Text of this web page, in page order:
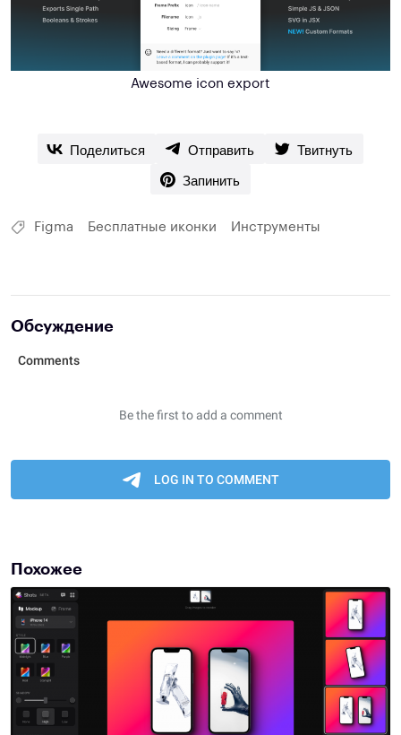
Awesome icon export
Поделиться Отправить
Твитнуть
Запинить
Figma Бесплатные иконки Инструменты
Обсуждение
Похожее